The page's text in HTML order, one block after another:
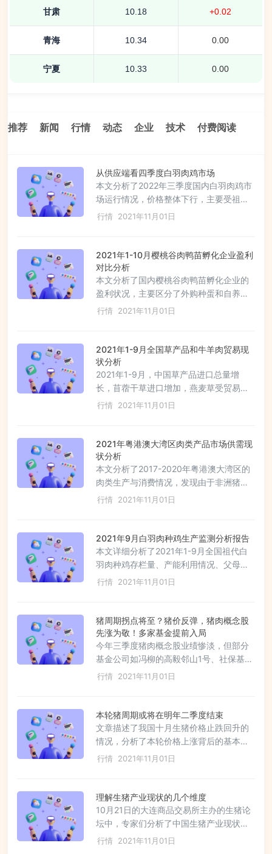
甘肃 10.18 +0.02
青海 10.34 0.00
宁夏 10.33 0.00
推荐 新闻 行情 动态 企业 技术 付费阅读
从供应端看四季度白羽肉鸡市场
本文分析了2022年三季度国内白羽肉鸡市
场运行情况，价格整体下行，主要受祖代
种鸡场盈利减少、引种积极性下降及新冠
市场预计弱势运行，供应面增加，需求面
无明显好转，预期毛鸡价格将下跌，整体
市场表现疲软。
行情 2021年11月01日
2021年1-10月樱桃谷肉鸭苗孵化企业盈利
对比分析
本文分析了国内樱桃谷肉鸭苗孵化企业的
盈利状况，主要区分了外购种蛋和自养种
鸭两种类型。受新冠疫情影响，2021年鸭
本降低，盈利状况略优。然而，11月由于
种蛋价格和出苗量可能下降，孵化企业盈
利可能面临压力，尤其是自养种鸭企业。
行情 2021年11月01日
2021年1-9月全国草产品和牛羊肉贸易现
状分析
2021年1-9月，中国草产品进口总量增
长，苜蓿干草进口增加，燕麦草受贸易摩
擦影响减少，颗粒进口大幅增长。草食畜
升。详细分析了各类草产品进口来源、价
格趋势和地理分布。
行情 2021年11月01日
2021年粤港澳大湾区肉类产品市场供需现
状分析
本文分析了2017-2020年粤港澳大湾区的
肉类生产与消费情况，发现由于非洲猪瘟
和政策影响，肉类产量下降，2020年总产
主要消费地，2020年消费量305万吨，
64%的消费依赖于外部调入。地区间存在
较大供需不平衡，部分城市如江门和肇庆
基本能满足本地需求，其他地区则需大量
调入肉类产品。数据来源：现代畜牧舆情
行情 2021年11月01日
2021年9月白羽肉种鸡生产监测分析报告
本文详细分析了2021年1-9月全国祖代白
羽肉种鸡存栏量、产能利用情况、父母代
雏鸡生产和销售、商品代雏鸡及鸡肉价
情况，以及鸡猪比价。数据来源于《现代
畜牧舆情周刊》。
行情 2021年11月01日
猪周期拐点将至？猪价反弹，猪肉概念股
先涨为敬！多家基金提前入局
今年三季度猪肉概念股业绩惨淡，但部分
基金公司如冯柳的高毅邻山1号、社保基金
等新进成为多家上市公司前十大流通股
有限，供需关系决定猪价难有持续上涨。
券商研报也认为产能过剩局面短期内难以
改变，猪价可能在2022年5月后出现上
涨。
行情 2021年11月01日
本轮猪周期或将在明年二季度结束
文章描述了我国十月生猪价格止跌回升的
情况，分析了本轮价格上涨背后的基本面
支撑，包括消费旺季、政策性收储以及三
产能过剩、规模猪企加大出栏量和疫情控
制影响消费。文章还讨论了节日效应后价
格可能下降，预测猪周期可能在明年二季
度结束，强调产能调整对猪价的影响。冻
品库存也被视为供给端的压力。
行情 2021年11月01日
理解生猪产业现状的几个维度
10月21日的大连商品交易所主办的生猪论
坛中，专家们分析了中国生猪产业现状，
指出猪肉消费稳中有降，产能过剩，禽肉
行情 2021年11月01日